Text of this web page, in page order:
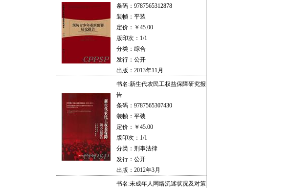
条码：9787565312878
装帧：平装
定价：￥45.00
版印次：1/1
分类：综合
发行：公开
出版：2013年11月
书名:新生代农民工权益保障研究报
告
条码：9787565307430
装帧：平装
定价：￥45.00
版印次：1/1
分类：刑事法律
发行：公开
出版：2012年3月
书名:未成年人网络沉迷状况及对策